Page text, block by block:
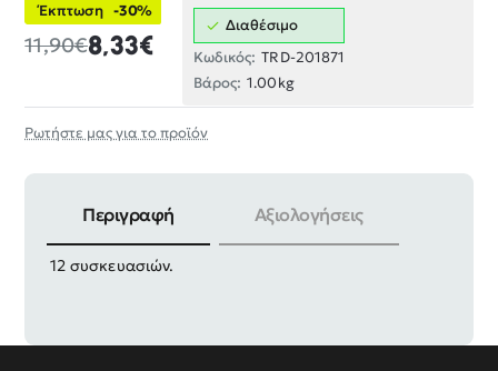
Έκπτωση -30%
8,33€
11,90€
Διαθέσιμο
Κωδικός: TRD-201871
Βάρος: 1.00kg
Ρωτήστε μας για το προϊόν
Περιγραφή Αξιολογήσεις
Σετ εξάγωνη βίδα με παξιμάδι γαλβανιζέ, σε πακέτο
12 συσκευασιών.